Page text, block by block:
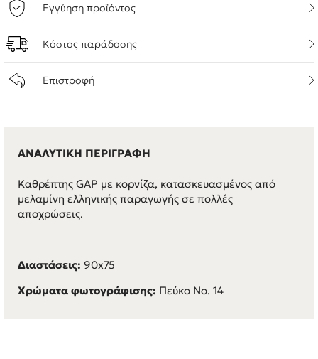
Εγγύηση προϊόντος
Κόστος παράδοσης
Επιστροφή
ΑΝΑΛΥΤΙΚΗ ΠΕΡΙΓΡΑΦΗ
Καθρέπτης GAP με κορνίζα, κατασκευασμένος από
μελαμίνη ελληνικής παραγωγής σε πολλές
αποχρώσεις.
Διαστάσεις: 90x75
Χρώματα φωτογράφισης: Πεύκο Νο. 14